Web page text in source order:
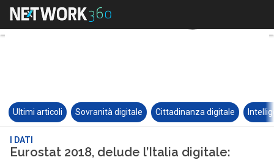
Ultimi articoli Sovranità digitale Cittadinanza digitale
I DATI
Eurostat 2018, delude l’Italia digitale: